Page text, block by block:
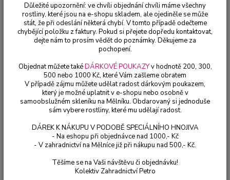
Fuchsie Bud Stubs Fuchsie - cena za kus v 3-kusovém balení
Bud Stubs Fuchsie - cena za kus v
3-kusovém balení
Důležité upozornění: ve chvíli objednání chvíli máme všechny
rostliny, které jsou na e-shopu skladem, ale ojediněle se může
stát, že při odeslání některá chybí. V tomto případě odečteme
chybějící položku z faktury. Pokud si přejete dopředu kontaktovat,
dejte nám to prosím vědět do poznámky. Děkujeme za
pochopení.
Objednat můžete takéDÁRKOVÉ POUKAZYv hodnotě 200, 300,
500 nebo 1000 Kč, které Vám zašleme obratem
V případě zájmu můžete udělat radost dárkovým poukazem,
který je možné uplatnit v e-shopu nebo osobně v
samoobslužném skleníku na Mělníku. Obdarovaný si jednoduše
sám vybere rostliny, které mu udělají radost.
DÁREK K NÁKUPU V PODOBĚ SPECIÁLNÍHO HNOJIVA
- Na eshopu při objednávce nad 1000,- Kč
- V zahradnictví na Mělníce již při nákupu nad 500,- Kč.
Těšíme se na Vaši návštěvu či objednávku!
Kolektiv Zahradnictví Petro